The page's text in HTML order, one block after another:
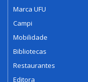
Marca UFU
Campi
Mobilidade
Bibliotecas
Restaurantes
Editora